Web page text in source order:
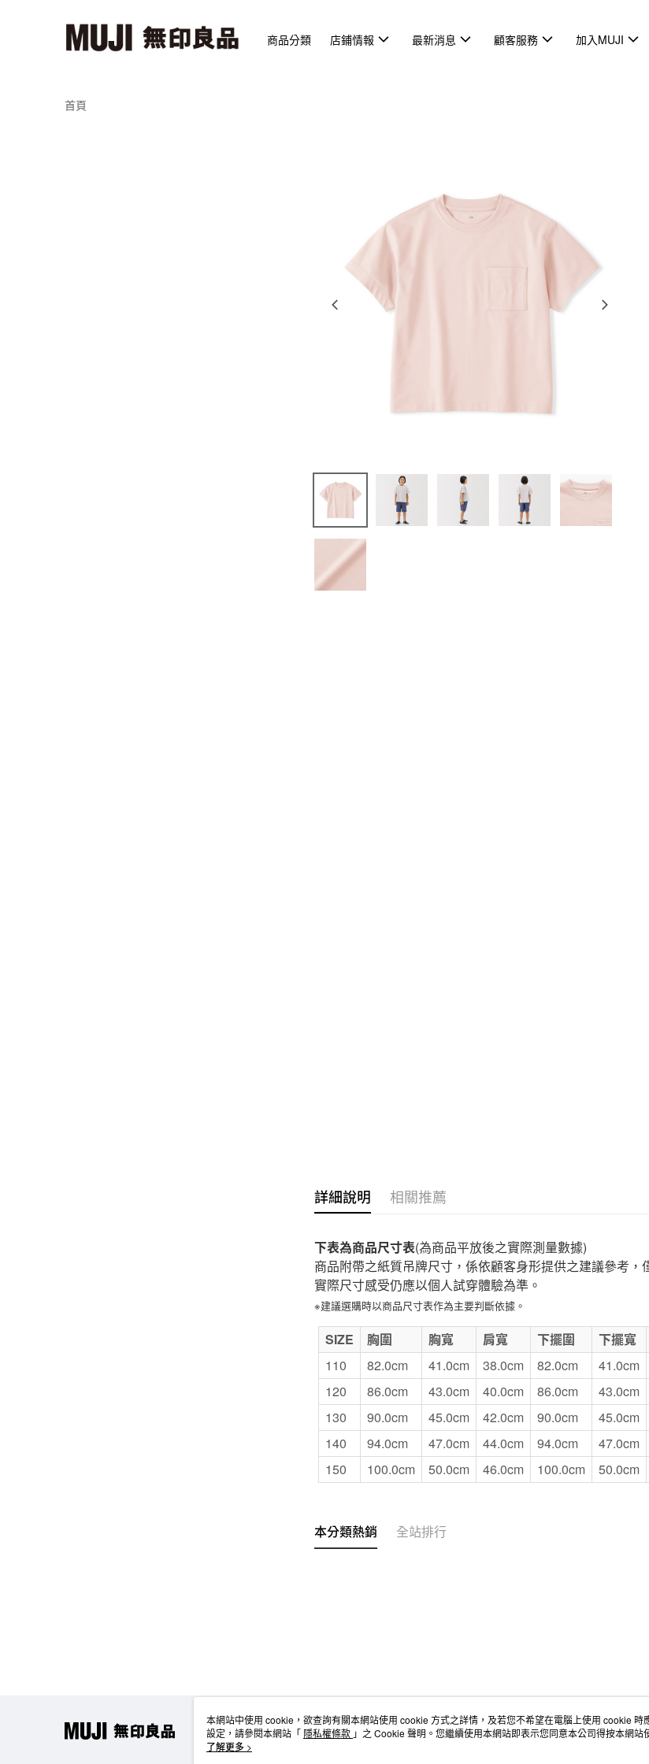
商品分類 店鋪情報 最新消息 顧客服務 加入MUJI
首頁
詳細說明 相關推薦
下表為商品尺寸表(為商品平放後之實際測量數據)
商品附帶之紙質吊牌尺寸，係依顧客身形提供之建議參考，
實際尺寸感受仍應以個人試穿體驗為準。
※建議選購時以商品尺寸表作為主要判斷依據。
SIZE 胸圍 胸寬 肩寬 下擺圍 下擺寬
110
82.0cm 41.0cm 38.0cm 82.0cm 41.0cm
120
86.0cm 43.0cm 40.0cm 86.0cm 43.0cm
130
90.0cm 45.0cm 42.0cm 90.0cm 45.0cm
140
94.0cm 47.0cm 44.0cm 94.0cm 47.0cm
150
100.0cm 50.0cm 46.0cm 100.0cm 50.0cm
本分類熱銷 全站排行
店舖情報
門市服務
空間改造企劃服務
大宗採購
本網站中使用 cookie，欲查詢有關本網站使用 cookie 方式之詳情，及若您不希望在電腦上使用 cookie 時
設定，請參閱本網站「 隱私權條款 」之 Cookie 聲明。您繼續使用本網站即表示您同意本公司得按本網站
使用 cookie。
了解更多 >